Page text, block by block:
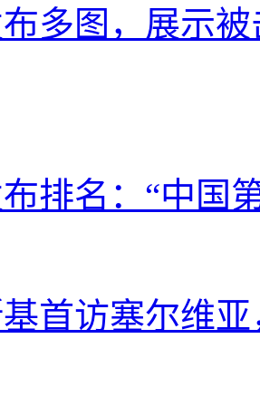
多图，展示
排名：“中国
首访塞尔维